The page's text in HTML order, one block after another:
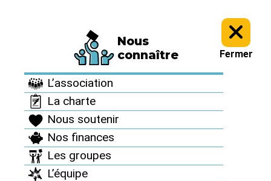
Nous
connaître
L’association
La charte
Nous soutenir
Nos finances
Les groupes
L’équipe
Fermer
À vous d’agir >
À vous d’agir
Que faire pour sortir du nucléaire ?